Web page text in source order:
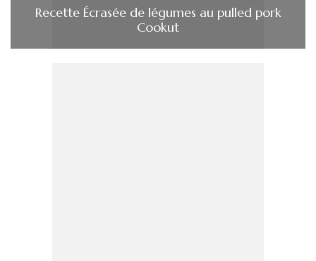
Recette Écrasée de légumes au pulled pork
Cookut